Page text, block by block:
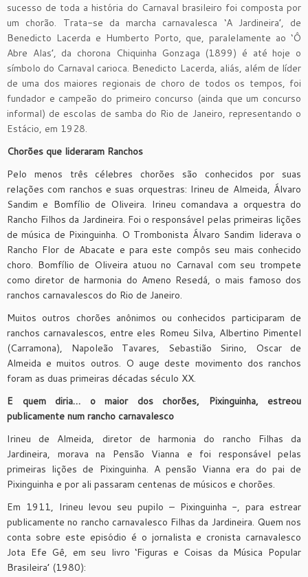
sucesso de toda a história do Carnaval brasileiro foi composta por
um chorão. Trata-se da marcha carnavalesca ‘A Jardineira’, de
Benedicto Lacerda e Humberto Porto, que, paralelamente ao ‘Ô
Abre Alas’, da chorona Chiquinha Gonzaga (1899) é até hoje o
símbolo do Carnaval carioca. Benedicto Lacerda, aliás, além de líder
de uma dos maiores regionais de choro de todos os tempos, foi
fundador e campeão do primeiro concurso (ainda que um concurso
informal) de escolas de samba do Rio de Janeiro, representando o
Estácio, em 1928.
Chorões que lideraram Ranchos
Pelo menos três célebres chorões são conhecidos por suas
relações com ranchos e suas orquestras: Irineu de Almeida, Álvaro
Sandim e Bomfílio de Oliveira. Irineu comandava a orquestra do
Rancho Filhos da Jardineira. Foi o responsável pelas primeiras lições
de música de Pixinguinha. O Trombonista Álvaro Sandim liderava o
Rancho Flor de Abacate e para este compôs seu mais conhecido
choro. Bomfílio de Oliveira atuou no Carnaval com seu trompete
como diretor de harmonia do Ameno Resedá, o mais famoso dos
ranchos carnavalescos do Rio de Janeiro.
Muitos outros chorões anônimos ou conhecidos participaram de
ranchos carnavalescos, entre eles Romeu Silva, Albertino Pimentel
(Carramona), Napoleão Tavares, Sebastião Sirino, Oscar de
Almeida e muitos outros. O auge deste movimento dos ranchos
foram as duas primeiras décadas século XX.
E quem diria… o maior dos chorões, Pixinguinha, estreou
publicamente num rancho carnavalesco
Irineu de Almeida, diretor de harmonia do rancho Filhas da
Jardineira, morava na Pensão Vianna e foi responsável pelas
primeiras lições de Pixinguinha. A pensão Vianna era do pai de
Pixinguinha e por ali passaram centenas de músicos e chorões.
Em 1911, Irineu levou seu pupilo – Pixinguinha -, para estrear
publicamente no rancho carnavalesco Filhas da Jardineira. Quem nos
conta sobre este episódio é o jornalista e cronista carnavalesco
Jota Efe Gê, em seu livro ‘Figuras e Coisas da Música Popular
Brasileira’ (1980):